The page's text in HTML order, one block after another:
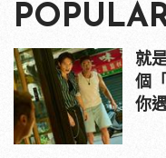
就
個
你